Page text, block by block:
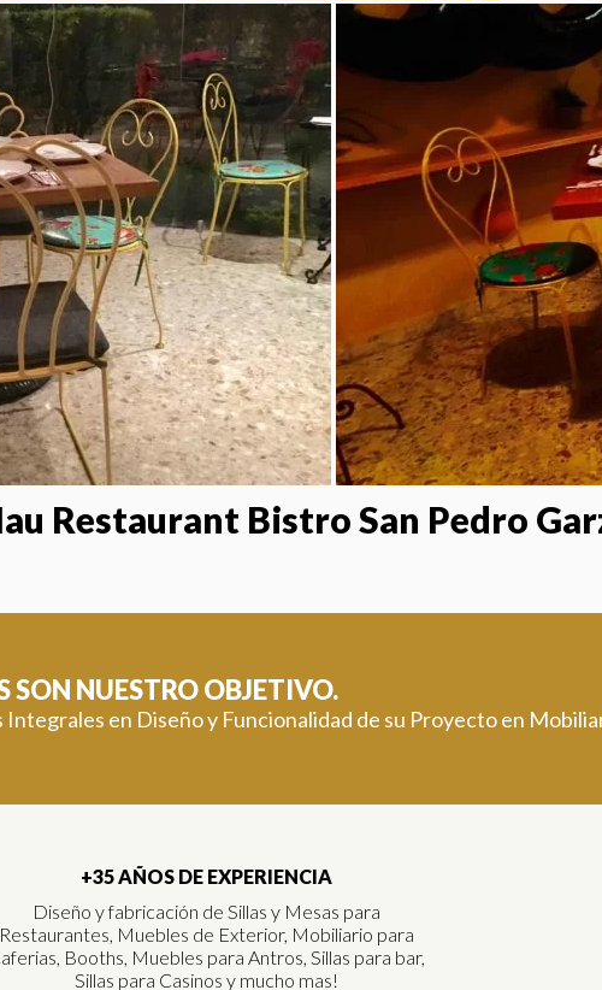
Restaurant Bistro San Pedro
SON NUESTRO OBJETIVO.
Integrales en Diseño y Funcionalidad de su Proyecto en
+35 AÑOS DE EXPERIENCIA
Diseño y fabricación de Sillas y Mesas para
Restaurantes, Muebles de Exterior, Mobiliario para
Booths, Muebles para Antros, Sillas para bar,
Sillas para Casinos y mucho mas!